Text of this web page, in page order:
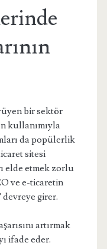
bir sektör
kullanımıyla
da popülerlik
sitesi
elde etmek zorlu
ve e-ticaretin
girer.
artırmak
ifade eder.